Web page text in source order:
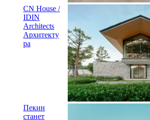
CN House /
IDIN
Architects
Архитекту
ра
Пекин
станет